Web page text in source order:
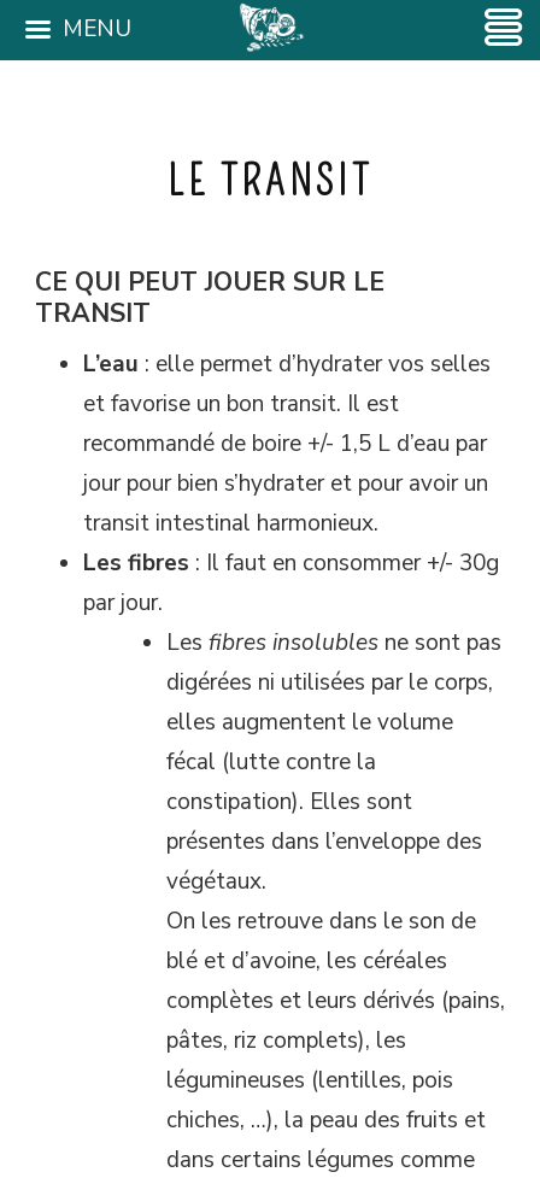
LE TRANSIT
CE QUI PEUT JOUER SUR LE
TRANSIT
L’eau : elle permet d’hydrater vos selles
et favorise un bon transit. Il est
recommandé de boire +/- 1,5 L d’eau par
jour pour bien s’hydrater et pour avoir un
transit intestinal harmonieux.
Les fibres : Il faut en consommer +/- 30g
par jour.
Les fibres insolublesne sont pas
digérées ni utilisées par le corps,
elles augmentent le volume
fécal (lutte contre la
constipation). Elles sont
présentes dans l’enveloppe des
végétaux.
On les retrouve dans le son de
blé et d’avoine, les céréales
complètes et leurs dérivés (pains,
pâtes, riz complets), les
légumineuses (lentilles, pois
chiches, …), la peau des fruits et
dans certains légumes comme
MENU